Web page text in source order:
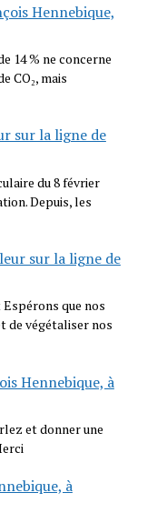
Hennebique,
14 % ne concerne
CO₂, mais
sur la ligne de
du 8 février
Depuis, les
sur la ligne de
que nos
de végétaliser nos
Hennebique, à
et donner une
à